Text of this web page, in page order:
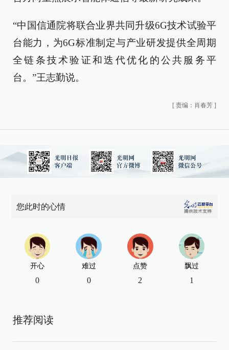
“中国信通院将联合业界共同升级6G技术试验平
台能力，为6G标准制定与产业研发提供全周期
全链条技术验证和迭代优化的公共服务平
台。”王志勤说。
[ 责编：肖春芳 ]
您此时的心情
开心
0
难过
0
点赞
2
飘过
1
推荐阅读